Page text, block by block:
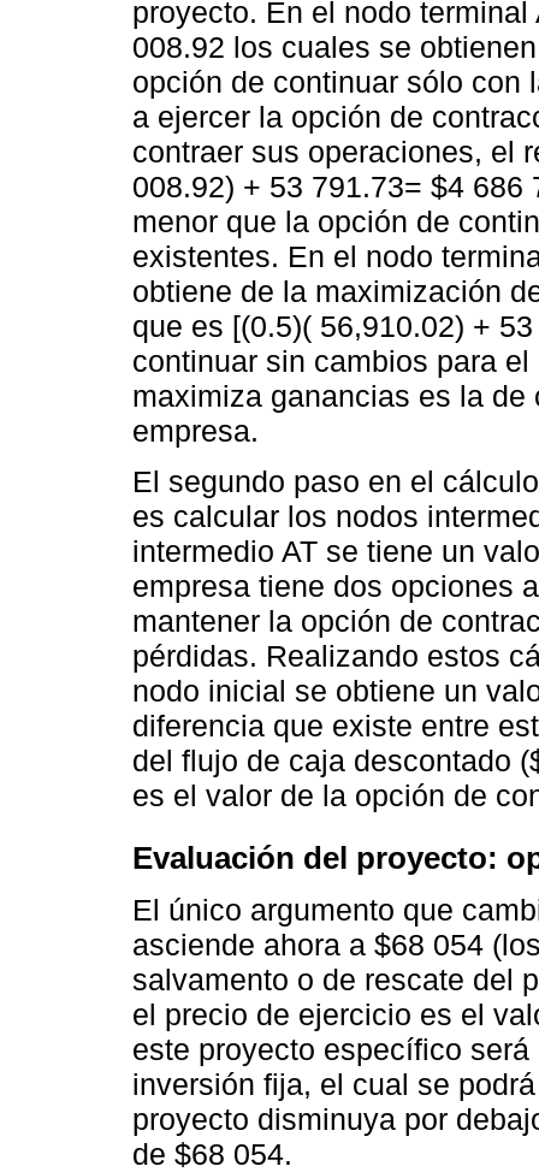
proyecto. En el nodo
008.92 los cuales se
opción de continuar sólo con
a ejercer la opción de
contraer sus operaciones, el
008.92) + 53 791.73= $4
menor que la opción de
existentes. En el nodo
obtiene de la maximización
que es [(0.5)( 56,910.02) +
continuar sin cambios para
maximiza ganancias es la
empresa.
El segundo paso en el
es calcular los nodos
intermedio AT se tiene un
empresa tiene dos opciones
mantener la opción de
pérdidas. Realizando estos
nodo inicial se obtiene un
diferencia que existe entre
del flujo de caja descontado
es el valor de la opción de
Evaluación del proyecto:
El único argumento que
asciende ahora a $68 054
salvamento o de rescate del
el precio de ejercicio es el
este proyecto específico
inversión fija, el cual se
proyecto disminuya por
de $68 054.